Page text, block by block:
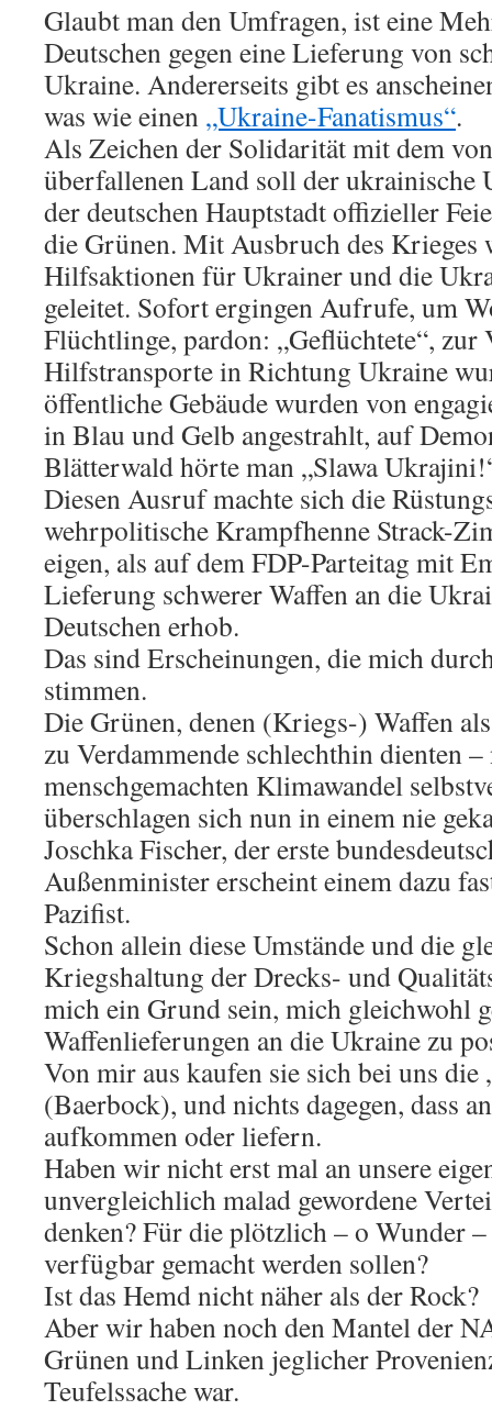
Glaubt man den Umfragen, ist eine
Deutschen gegen eine Lieferung von
Ukraine. Andererseits gibt es
was wie einen „Ukraine-Fanatismus“.
Als Zeichen der Solidarität mit dem
überfallenen Land soll der ukrainische
der deutschen Hauptstadt offizieller
die Grünen. Mit Ausbruch des Krieges
Hilfsaktionen für Ukrainer und die
geleitet. Sofort ergingen Aufrufe, um
Flüchtlinge, pardon: „Geflüchtete“,
Hilfstransporte in Richtung Ukraine
öffentliche Gebäude wurden von
in Blau und Gelb angestrahlt, auf
Blätterwald hörte man „Slawa
Diesen Ausruf machte sich die
wehrpolitische Krampfhenne Strack-
eigen, als auf dem FDP-Parteitag mit
Lieferung schwerer Waffen an die
Deutschen erhob.
Das sind Erscheinungen, die mich
stimmen.
Die Grünen, denen (Kriegs-) Waffen
zu Verdammende schlechthin dienten –
menschgemachten Klimawandel
überschlagen sich nun in einem nie
Joschka Fischer, der erste
Außenminister erscheint einem dazu
Pazifist.
Schon allein diese Umstände und die
Kriegshaltung der Drecks- und
mich ein Grund sein, mich gleichwohl
Waffenlieferungen an die Ukraine zu
Von mir aus kaufen sie sich bei uns die
(Baerbock), und nichts dagegen, dass
aufkommen oder liefern.
Haben wir nicht erst mal an unsere
unvergleichlich malad gewordene
denken? Für die plötzlich – o Wunder
verfügbar gemacht werden sollen?
Ist das Hemd nicht näher als der Rock?
Aber wir haben noch den Mantel der
Grünen und Linken jeglicher
Teufelssache war.